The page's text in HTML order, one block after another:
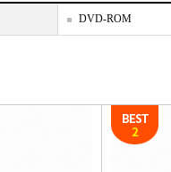
DVD-ROM